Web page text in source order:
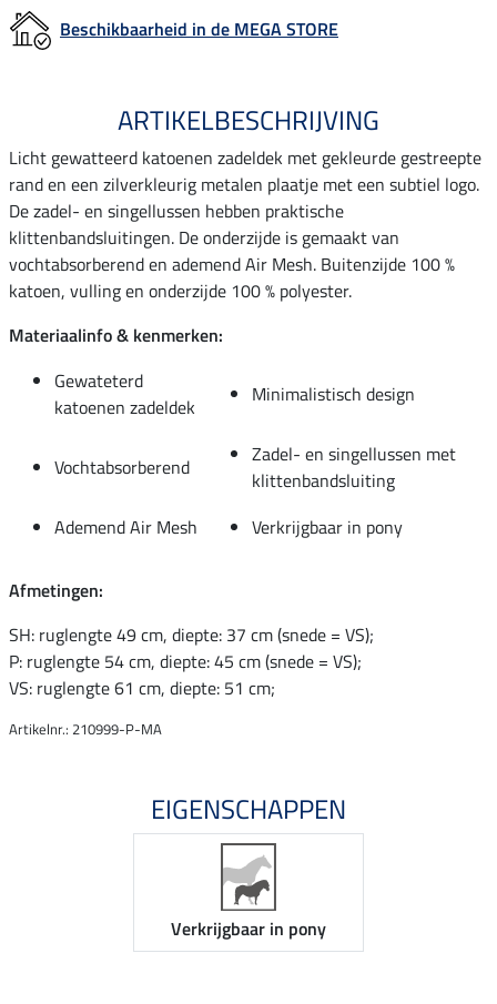
Beschikbaarheid in de MEGA STORE
ARTIKELBESCHRIJVING
Licht gewatteerd katoenen zadeldek met gekleurde gestreepte
rand en een zilverkleurig metalen plaatje met een subtiel logo.
De zadel- en singellussen hebben praktische
klittenbandsluitingen. De onderzijde is gemaakt van
vochtabsorberend en ademend Air Mesh. Buitenzijde 100 %
katoen, vulling en onderzijde 100 % polyester.
Materiaalinfo & kenmerken:
Gewateterd
katoenen zadeldek
Minimalistisch design
Vochtabsorberend
Zadel- en singellussen met
klittenbandsluiting
Ademend Air Mesh
Verkrijgbaar in pony
Afmetingen:
SH: ruglengte 49 cm, diepte: 37 cm (snede = VS);
P: ruglengte 54 cm, diepte: 45 cm (snede = VS);
VS: ruglengte 61 cm, diepte: 51 cm;
Artikelnr.: 210999-P-MA
EIGENSCHAPPEN
Verkrijgbaar in pony